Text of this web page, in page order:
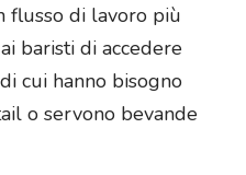
flusso di lavoro più
baristi di accedere
cui hanno bisogno
o servono bevande